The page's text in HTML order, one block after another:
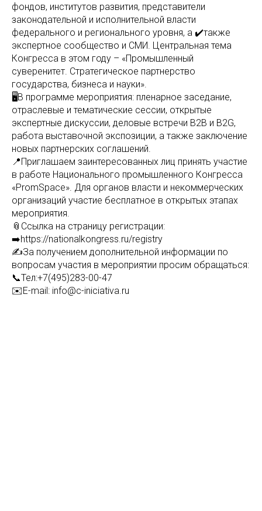
фондов, институтов развития, представители
законодательной и исполнительной власти
федерального и регионального уровня, а ✔️также
экспертное сообщество и СМИ. Центральная тема
Конгресса в этом году – «Промышленный
суверенитет. Стратегическое партнерство
государства, бизнеса и науки».
🖥В программе мероприятия: пленарное заседание,
отраслевые и тематические сессии, открытые
экспертные дискуссии, деловые встречи B2B и B2G,
работа выставочной экспозиции, а также заключение
новых партнерских соглашений.
📍Приглашаем заинтересованных лиц принять участие
в работе Национального промышленного Конгресса
«PromSpace». Для органов власти и некоммерческих
организаций участие бесплатное в открытых этапах
мероприятия.
📎Ссылка на страницу регистрации:
➡️https://nationalkongress.ru/registry
✍️За получением дополнительной информации по
вопросам участия в мероприятии просим обращаться:
📞Тел:+7(495)283-00-47
✉️E-mail: info@c-iniciativa.ru